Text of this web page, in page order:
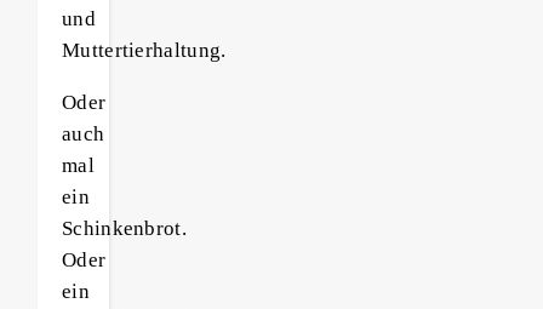
und
Muttertierhaltung.
Oder
auch
mal
ein
Schinkenbrot.
Oder
ein